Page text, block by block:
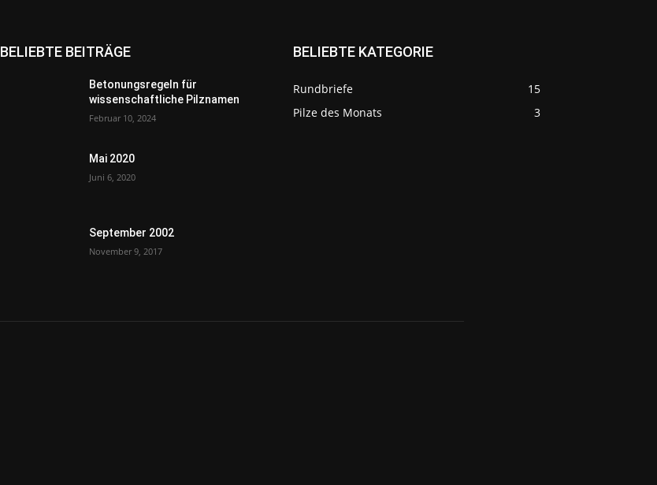
BELIEBTE BEITRÄGE
Betonungsregeln für
wissenschaftliche Pilznamen
Februar 10, 2024
Mai 2020
Juni 6, 2020
September 2002
November 9, 2017
BELIEBTE KATEGORIE
Rundbriefe
15
Pilze des Monats
3